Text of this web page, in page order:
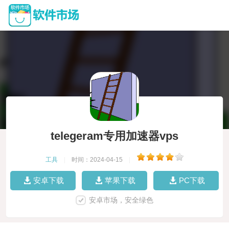
telegeram专用加速器vps
工具 时间：2024-04-15
安卓下载 苹果下载 PC下载
安卓市场，安全绿色